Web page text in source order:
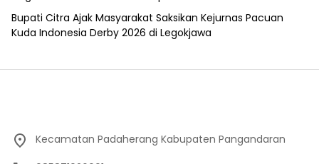
Bupati Citra Ajak Masyarakat Saksikan Kejurnas Pacuan
Kuda Indonesia Derby 2026 di Legokjawa
Kecamatan Padaherang Kabupaten Pangandaran